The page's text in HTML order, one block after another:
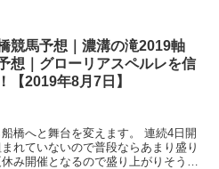
競馬予想｜濃溝の滝2019軸
想｜グローリアスペルレを信
【2019年8月7日】
橋へと舞台を変えます。 連続4日開
れていないので普段ならあまり盛り
み開催となるので盛り上がりそうで